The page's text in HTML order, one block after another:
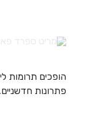
הופכים תרומות
פתרונות חדשניים.